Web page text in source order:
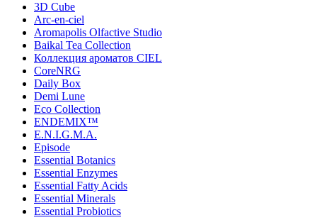
3D Cube
Arc-en-ciel
Aromapolis Olfactive Studio
Baikal Tea Collection
Коллекция ароматов CIEL
СoreNRG
Daily Box
Demi Lune
Eco Collection
ENDEMIX™
E.N.I.G.M.A.
Episode
Essential Botanics
Essential Enzymes
Essential Fatty Acids
Essential Minerals
Essential Probiotics